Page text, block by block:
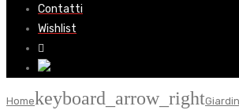
Contatti
Wishlist
Homekeyboard_arrow_right